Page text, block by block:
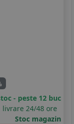
- peste 12 buc
livrare 24/48 ore
Stoc magazin